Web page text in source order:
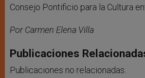
Consejo Pontificio para la Cultura
Por Carmen Elena Villa
Publicaciones
Publicaciones no relacionadas.